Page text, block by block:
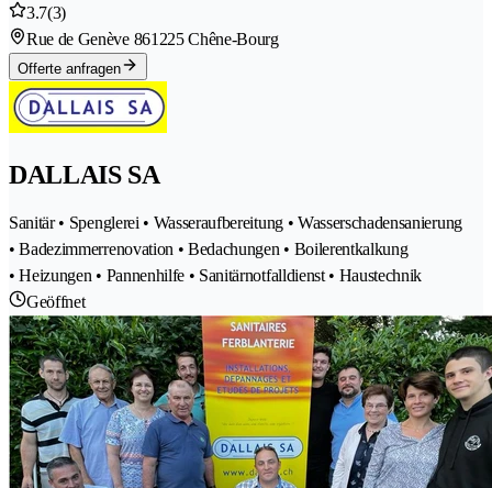
3.7(3)
Rue de Genève 861225 Chêne-Bourg
Offerte anfragen
DALLAIS SA
Sanitär • Spenglerei • Wasseraufbereitung • Wasserschadensanierung
• Badezimmerrenovation • Bedachungen • Boilerentkalkung
• Heizungen • Pannenhilfe • Sanitärnotfalldienst • Haustechnik
Geöffnet